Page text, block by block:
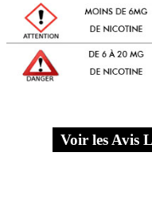
Voir les Avis